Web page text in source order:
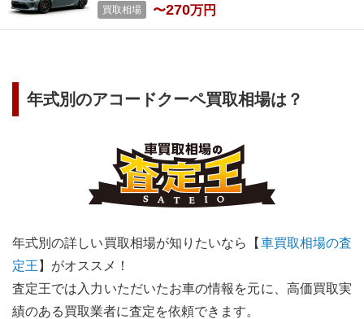
買取相場 〜270万円
年式別のアコードクーペ買取相場は？
年式別の詳しい買取相場が知りたいなら【 車買取相場の査
定王 】がオススメ！
査定王では入力いただいたお車の情報を元に、高価買取実
績のある買取業者に査定を依頼できます。